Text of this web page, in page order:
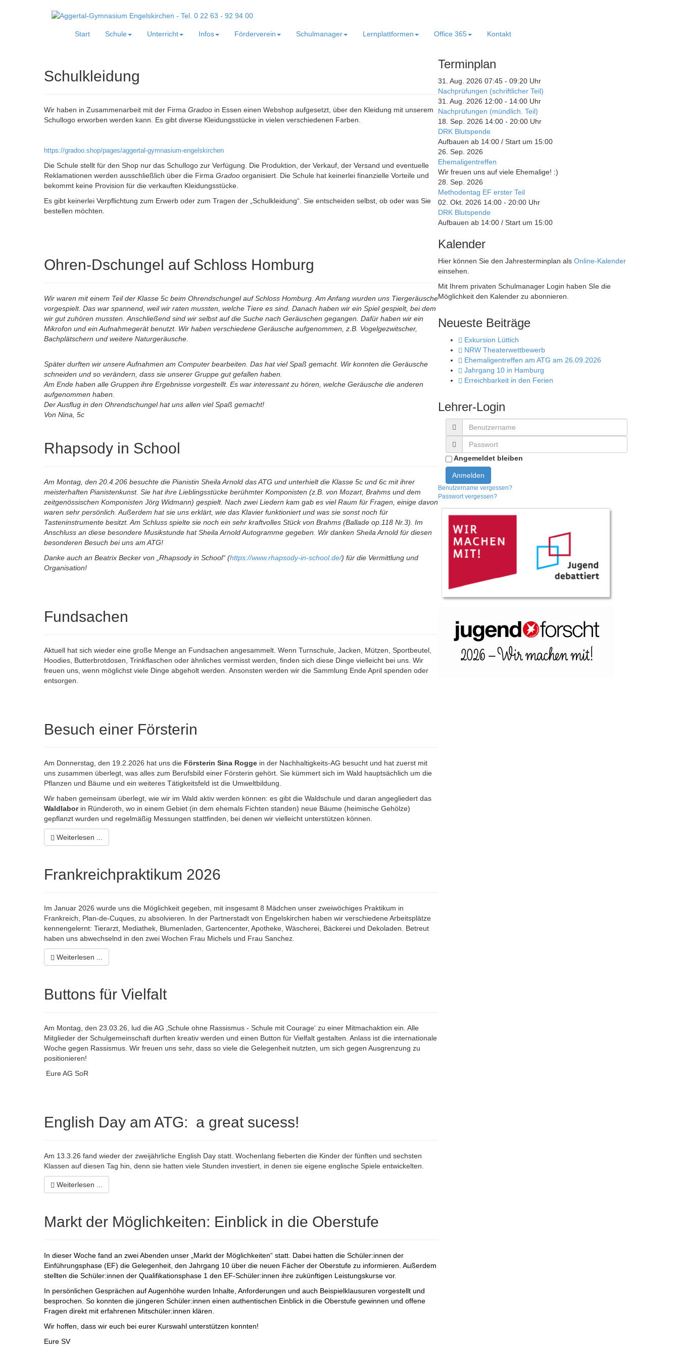
Start Schule Unterricht Infos Förderverein Schulmanager Lernplattformen Office 365 Kontakt
Schulkleidung
Wir haben in Zusammenarbeit mit der Firma Gradoo in Essen einen Webshop aufgesetzt, über den Kleidung mit unserem
Schullogo erworben werden kann. Es gibt diverse Kleidungsstücke in vielen verschiedenen Farben.
https://gradoo.shop/pages/aggertal-gymnasium-engelskirchen
Die Schule stellt für den Shop nur das Schullogo zur Verfügung. Die Produktion, der Verkauf, der Versand und eventuelle
Reklamationen werden ausschließlich über die Firma Gradoo organisiert. Die Schule hat keinerlei finanzielle Vorteile und
bekommt keine Provision für die verkauften Kleidungsstücke.
Es gibt keinerlei Verpflichtung zum Erwerb oder zum Tragen der „Schulkleidung“. Sie entscheiden selbst, ob oder was Sie
bestellen möchten.
Ohren-Dschungel auf Schloss Homburg
Wir waren mit einem Teil der Klasse 5c beim Ohrendschungel auf Schloss Homburg. Am Anfang wurden uns Tiergeräusche
vorgespielt. Das war spannend, weil wir raten mussten, welche Tiere es sind. Danach haben wir ein Spiel gespielt, bei dem
wir gut zuhören mussten. Anschließend sind wir selbst auf die Suche nach Geräuschen gegangen. Dafür haben wir ein
Mikrofon und ein Aufnahmegerät benutzt. Wir haben verschiedene Geräusche aufgenommen, z.B. Vogelgezwitscher,
Bachplätschern und weitere Naturgeräusche.
Später durften wir unsere Aufnahmen am Computer bearbeiten. Das hat viel Spaß gemacht. Wir konnten die Geräusche
schneiden und so verändern, dass sie unserer Gruppe gut gefallen haben.
Am Ende haben alle Gruppen ihre Ergebnisse vorgestellt. Es war interessant zu hören, welche Geräusche die anderen
aufgenommen haben.
Der Ausflug in den Ohrendschungel hat uns allen viel Spaß gemacht!
Von Nina, 5c
Rhapsody in School
Am Montag, den 20.4.206 besuchte die Pianistin Sheila Arnold das ATG und unterhielt die Klasse 5c und 6c mit ihrer
meisterhaften Pianistenkunst. Sie hat ihre Lieblingsstücke berühmter Komponisten (z.B. von Mozart, Brahms und dem
zeitgenössischen Komponisten Jörg Widmann) gespielt. Nach zwei Liedern kam gab es viel Raum für Fragen, einige davon
waren sehr persönlich. Außerdem hat sie uns erklärt, wie das Klavier funktioniert und was sie sonst noch für
Tasteninstrumente besitzt. Am Schluss spielte sie noch ein sehr kraftvolles Stück von Brahms (Ballade op.118 Nr.3). Im
Anschluss an diese besondere Musikstunde hat Sheila Arnold Autogramme gegeben. Wir danken Sheila Arnold für diesen
besonderen Besuch bei uns am ATG!
Danke auch an Beatrix Becker von „Rhapsody in School“ (https://www.rhapsody-in-school.de/) für die Vermittlung und
Organisation!
Fundsachen
Aktuell hat sich wieder eine große Menge an Fundsachen angesammelt. Wenn Turnschule, Jacken, Mützen, Sportbeutel,
Hoodies, Butterbrotdosen, Trinkflaschen oder ähnliches vermisst werden, finden sich diese Dinge vielleicht bei uns. Wir
freuen uns, wenn möglichst viele Dinge abgeholt werden. Ansonsten werden wir die Sammlung Ende April spenden oder
entsorgen.
Besuch einer Försterin
Am Donnerstag, den 19.2.2026 hat uns die Försterin Sina Rogge in der Nachhaltigkeits-AG besucht und hat zuerst mit
uns zusammen überlegt, was alles zum Berufsbild einer Försterin gehört. Sie kümmert sich im Wald hauptsächlich um die
Pflanzen und Bäume und ein weiteres Tätigkeitsfeld ist die Umweltbildung.
Wir haben gemeinsam überlegt, wie wir im Wald aktiv werden können: es gibt die Waldschule und daran angegliedert das
Waldlaborin Ründeroth, wo in einem Gebiet (in dem ehemals Fichten standen) neue Bäume (heimische Gehölze)
gepflanzt wurden und regelmäßig Messungen stattfinden, bei denen wir vielleicht unterstützen können.
Weiterlesen ...
Frankreichpraktikum 2026
Im Januar 2026 wurde uns die Möglichkeit gegeben, mit insgesamt 8 Mädchen unser zweiwöchiges Praktikum in
Frankreich, Plan-de-Cuques, zu absolvieren. In der Partnerstadt von Engelskirchen haben wir verschiedene Arbeitsplätze
kennengelernt: Tierarzt, Mediathek, Blumenladen, Gartencenter, Apotheke, Wäscherei, Bäckerei und Dekoladen. Betreut
haben uns abwechselnd in den zwei Wochen Frau Michels und Frau Sanchez.
Weiterlesen ...
Buttons für Vielfalt
Am Montag, den 23.03.26, lud die AG ‚Schule ohne Rassismus - Schule mit Courage‘ zu einer Mitmachaktion ein. Alle
Mitglieder der Schulgemeinschaft durften kreativ werden und einen Button für Vielfalt gestalten. Anlass ist die internationale
Woche gegen Rassismus. Wir freuen uns sehr, dass so viele die Gelegenheit nutzten, um sich gegen Ausgrenzung zu
positionieren!
Eure AG SoR
English Day am ATG: a great sucess!
Am 13.3.26 fand wieder der zweijährliche English Day statt. Wochenlang fieberten die Kinder der fünften und sechsten
Klassen auf diesen Tag hin, denn sie hatten viele Stunden investiert, in denen sie eigene englische Spiele entwickelten.
Weiterlesen ...
Markt der Möglichkeiten: Einblick in die Oberstufe
In dieser Woche fand an zwei Abenden unser „Markt der Möglichkeiten“ statt. Dabei hatten die Schüler:innen der
Einführungsphase (EF) die Gelegenheit, den Jahrgang 10 über die neuen Fächer der Oberstufe zu informieren. Außerdem
stellten die Schüler:innen der Qualifikationsphase 1 den EF-Schüler:innen ihre zukünftigen Leistungskurse vor.
In persönlichen Gesprächen auf Augenhöhe wurden Inhalte, Anforderungen und auch Beispielklausuren vorgestellt und
besprochen. So konnten die jüngeren Schüler:innen einen authentischen Einblick in die Oberstufe gewinnen und offene
Fragen direkt mit erfahrenen Mitschüler:innen klären.
Wir hoffen, dass wir euch bei eurer Kurswahl unterstützen konnten!
Eure SV
Terminplan
31. Aug. 2026 07:45 - 09:20 Uhr
Nachprüfungen (schriftlicher Teil)
31. Aug. 2026 12:00 - 14:00 Uhr
Nachprüfungen (mündlich. Teil)
18. Sep. 2026 14:00 - 20:00 Uhr
DRK Blutspende
Aufbauen ab 14:00 / Start um 15:00
26. Sep. 2026
Ehemaligentreffen
Wir freuen uns auf viele Ehemalige! :)
28. Sep. 2026
Methodentag EF erster Teil
02. Okt. 2026 14:00 - 20:00 Uhr
DRK Blutspende
Aufbauen ab 14:00 / Start um 15:00
Kalender
Hier können Sie den Jahresterminplan als Online-Kalender
einsehen.
Mit Ihrem privaten Schulmanager Login haben SIe die
Möglichkeit den Kalender zu abonnieren.
Neueste Beiträge
Exkursion Lüttich
NRW Theaterwettbewerb
Ehemaligentreffen am ATG am 26.09.2026
Jahrgang 10 in Hamburg
Erreichbarkeit in den Ferien
Lehrer-Login
Angemeldet bleiben
Anmelden
Benutzername vergessen?
Passwort vergessen?